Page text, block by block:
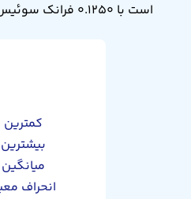
است با ۰.۱۲۵۰ فرانک سوئیس. نرخ تبدیل کرون دانمارک به فرانک سوئیس دیروز ۰.۱۲۴۷ بود.
کمترین
بیشترین
میانگین
انحراف